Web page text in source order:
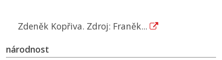
Zdeněk Kopřiva. Zdroj: Franěk...
národnost